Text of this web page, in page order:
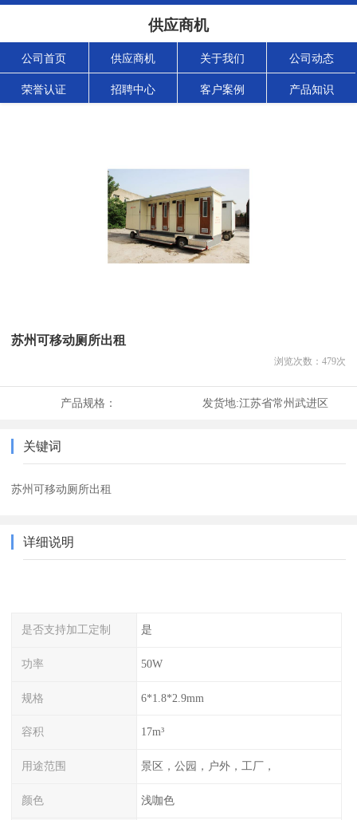
供应商机
公司首页 供应商机 关于我们 公司动态
荣誉认证 招聘中心 客户案例 产品知识
苏州可移动厕所出租
浏览次数： 479次
产品规格： 发货地:江苏省常州武进区
关键词
苏州可移动厕所出租
详细说明
是否支持加工定制 是
功率 50W
规格 6*1.8*2.9mm
容积 17m³
用途范围 景区，公园，户外，工厂，
颜色 浅咖色